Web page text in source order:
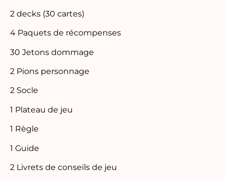
2 decks (30 cartes)
4 Paquets de récompenses
30 Jetons dommage
2 Pions personnage
2 Socle
1 Plateau de jeu
1 Règle
1 Guide
2 Livrets de conseils de jeu